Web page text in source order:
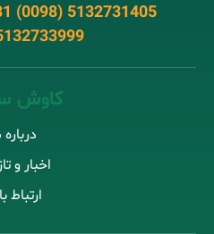
(0098) 5132731405
کاوش
درباره
اخبار و
ارتباط